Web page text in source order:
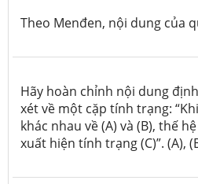
Theo Menđen, nội dung của
Hãy hoàn chỉnh nội dung
xét về một cặp tính trạng:
khác nhau về (A) và (B), thế
xuất hiện tính trạng (C)”. (A),